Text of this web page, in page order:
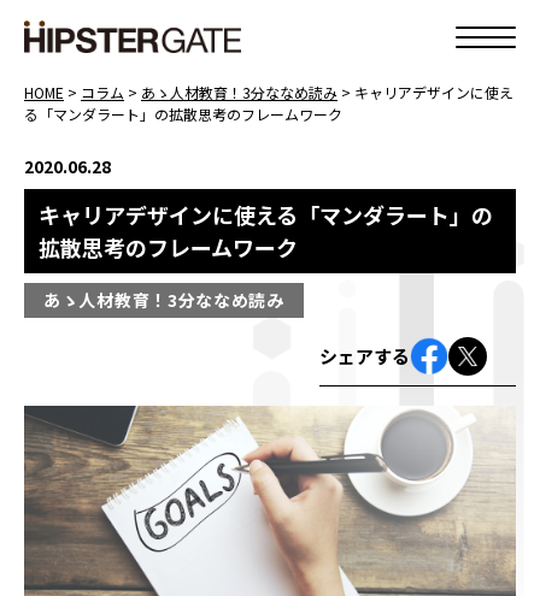
HOME > コラム > あゝ人材教育！3分ななめ読み > キャリアデザインに使え
る「マンダラート」の拡散思考のフレームワーク
2020.06.28
キャリアデザインに使える「マンダラート」の
拡散思考のフレームワーク
あゝ人材教育！3分ななめ読み
シェアする